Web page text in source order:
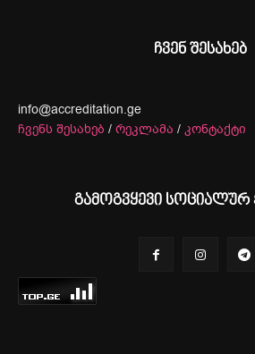
ჩვენ შესახებ
info@accreditation.ge
ჩვენს შესახებ / რეკლამა / კონტაქტი
გამოგვყევი სოციალურ